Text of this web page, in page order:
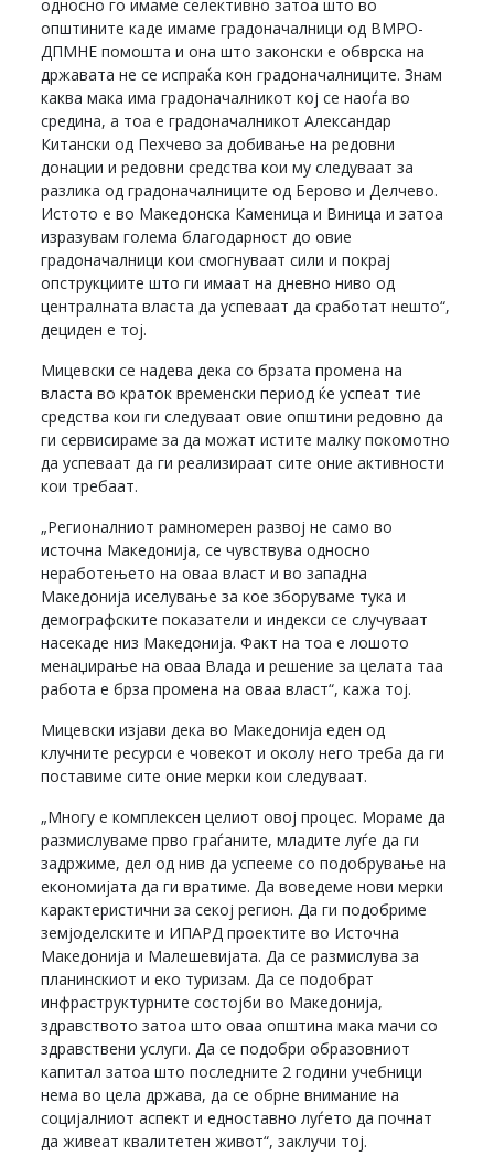
односно го имаме селективно затоа што во
општините каде имаме градоначалници од ВМРО-
ДПМНЕ помошта и она што законски е обврска на
државата не се испраќа кон градоначалниците. Знам
каква мака има градоначалникот кој се наоѓа во
средина, а тоа е градоначалникот Александар
Китански од Пехчево за добивање на редовни
донации и редовни средства кои му следуваат за
разлика од градоначалниците од Берово и Делчево.
Истото е во Македонска Каменица и Виница и затоа
изразувам голема благодарност до овие
градоначалници кои смогнуваат сили и покрај
опструкциите што ги имаат на дневно ниво од
централната власта да успеваат да сработат нешто“,
дециден е тој.
Мицевски се надева дека со брзата промена на
власта во краток временски период ќе успеат тие
средства кои ги следуваат овие општини редовно да
ги сервисираме за да можат истите малку покомотно
да успеваат да ги реализираат сите оние активности
кои требаат.
„Регионалниот рамномерен развој не само во
источна Македонија, се чувствува односно
неработењето на оваа власт и во западна
Македонија иселување за кое зборуваме тука и
демографските показатели и индекси се случуваат
насекаде низ Македонија. Факт на тоа е лошото
менаџирање на оваа Влада и решение за целата таа
работа е брза промена на оваа власт“, кажа тој.
Мицевски изјави дека во Македонија еден од
клучните ресурси е човекот и околу него треба да ги
поставиме сите оние мерки кои следуваат.
„Многу е комплексен целиот овој процес. Мораме да
размислуваме прво граѓаните, младите луѓе да ги
задржиме, дел од нив да успееме со подобрување на
економијата да ги вратиме. Да воведеме нови мерки
карактеристични за секој регион. Да ги подобриме
земјоделските и ИПАРД проектите во Источна
Македонија и Малешевијата. Да се размислува за
планинскиот и еко туризам. Да се подобрат
инфраструктурните состојби во Македонија,
здравството затоа што оваа општина мака мачи со
здравствени услуги. Да се подобри образовниот
капитал затоа што последните 2 години учебници
нема во цела држава, да се обрне внимание на
социјалниот аспект и едноставно луѓето да почнат
да живеат квалитетен живот“, заклучи тој.